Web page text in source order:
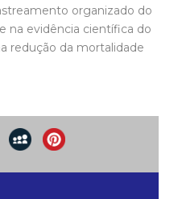
organizado do
na evidência científica do
redução da mortalidade